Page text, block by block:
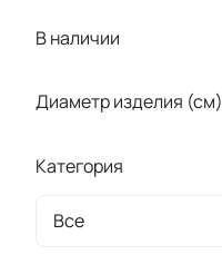
В наличии
Диаметр изделия (см)
Категория
Все